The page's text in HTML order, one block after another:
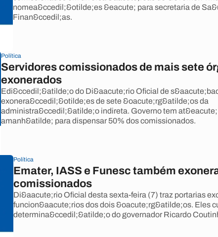
nomea&ccedil;&otilde;es &eacute; para secretaria de
Finan&ccedil;as.
Política
Servidores comissionados de mais sete
exonerados
Edi&ccedil;&atilde;o do Di&aacute;rio Oficial de
exonera&ccedil;&otilde;es de sete &oacute;rg&atilde;os da
administra&ccedil;&atilde;o indireta. Governo tem at&eacute;
amanh&atilde; para dispensar 50% dos comissionados.
Política
Emater, IASS e Funesc também
comissionados
Di&aacute;rio Oficial desta sexta-feira (7) traz portarias
funcion&aacute;rios dos dois &oacute;rg&atilde;os. Eles
determina&ccedil;&atilde;o do governador Ricardo